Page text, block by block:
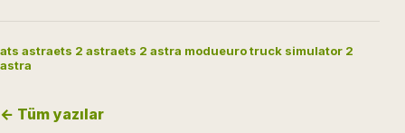
ats astraets 2 astraets 2 astra modueuro truck simulator 2
astra
← Tüm yazılar